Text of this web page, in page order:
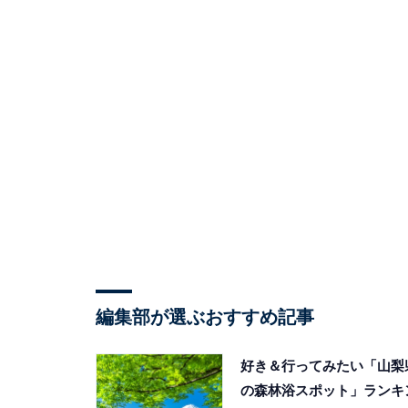
編集部が選ぶおすすめ記事
好き＆行ってみたい「山梨
の森林浴スポット」ランキ